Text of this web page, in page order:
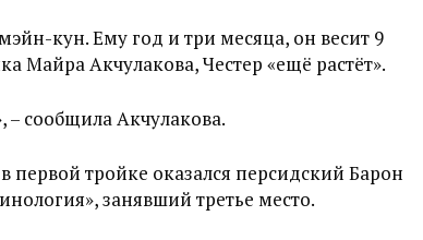
кун. Ему год и три месяца, он весит 9
Майра Акчулакова, Честер «ещё растёт».
сообщила Акчулакова.
тройке оказался персидский Барон
занявший третье место.